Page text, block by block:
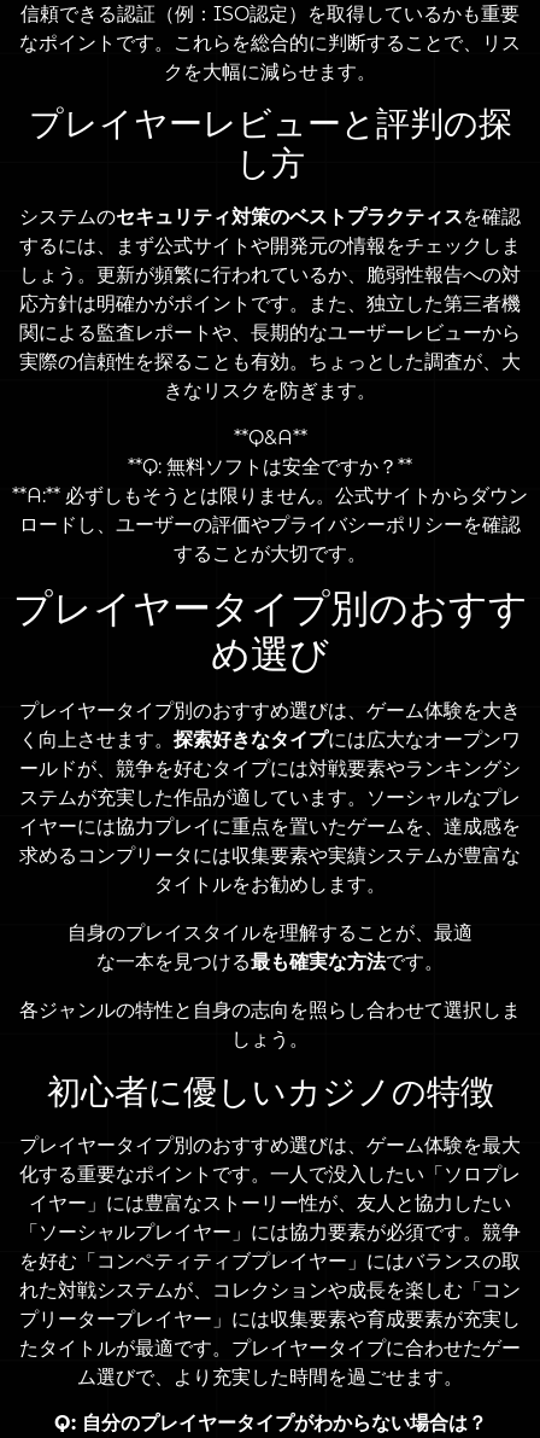
信頼できる認証（例：ISO認定）を取得しているかも重要
なポイントです。これらを総合的に判断することで、リス
クを大幅に減らせます。
プレイヤーレビューと評判の探
し方
システムのセキュリティ対策のベストプラクティスを確認
するには、まず公式サイトや開発元の情報をチェックしま
しょう。更新が頻繁に行われているか、脆弱性報告への対
応方針は明確かがポイントです。また、独立した第三者機
関による監査レポートや、長期的なユーザーレビューから
実際の信頼性を探ることも有効。ちょっとした調査が、大
きなリスクを防ぎます。
**Q&A**
**Q: 無料ソフトは安全ですか？**
**A:** 必ずしもそうとは限りません。公式サイトからダウン
ロードし、ユーザーの評価やプライバシーポリシーを確認
することが大切です。
プレイヤータイプ別のおすす
め選び
プレイヤータイプ別のおすすめ選びは、ゲーム体験を大き
く向上させます。 探索好きなタイプには広大なオープンワ
ールドが、競争を好むタイプには対戦要素やランキングシ
ステムが充実した作品が適しています。ソーシャルなプレ
イヤーには協力プレイに重点を置いたゲームを、達成感を
求めるコンプリータには収集要素や実績システムが豊富な
タイトルをお勧めします。
自身のプレイスタイルを理解することが、最適
な一本を見つける最も確実な方法です。
各ジャンルの特性と自身の志向を照らし合わせて選択しま
しょう。
初心者に優しいカジノの特徴
プレイヤータイプ別のおすすめ選びは、ゲーム体験を最大
化する重要なポイントです。一人で没入したい「ソロプレ
イヤー」には豊富なストーリー性が、友人と協力したい
「ソーシャルプレイヤー」には協力要素が必須です。競争
を好む「コンペティティブプレイヤー」にはバランスの取
れた対戦システムが、コレクションや成長を楽しむ「コン
プリータープレイヤー」には収集要素や育成要素が充実し
たタイトルが最適です。プレイヤータイプに合わせたゲー
ム選びで、より充実した時間を過ごせます。
Q: 自分のプレイヤータイプがわからない場合は？